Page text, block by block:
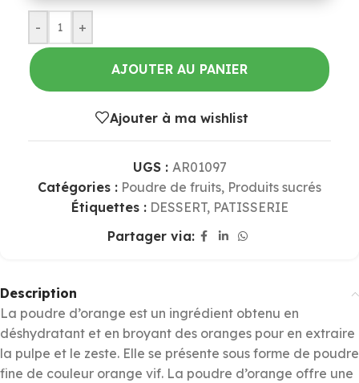
- +
AJOUTER AU PANIER
Ajouter à ma wishlist
UGS : AR01097
Catégories : Poudre de fruits, Produits sucrés
Étiquettes : DESSERT, PATISSERIE
Partager via:
Description
La poudre d’orange est un ingrédient obtenu en
déshydratant et en broyant des oranges pour en extraire
la pulpe et le zeste. Elle se présente sous forme de poudre
fine de couleur orange vif. La poudre d’orange offre une